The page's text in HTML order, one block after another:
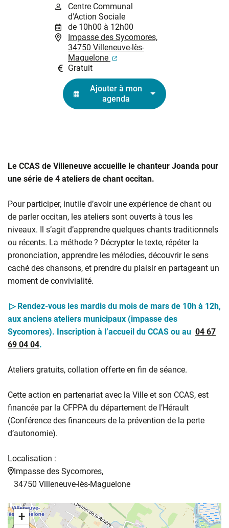
Centre Communal
d'Action Sociale
de 10h00 à 12h00
Impasse des Sycomores,
34750 Villeneuve-lès-
Maguelone
(ouverture dans un nouvel
Gratuit
Ajouter à mon
agenda
Le CCAS de Villeneuve accueille le chanteur Joanda pour
une série de 4 ateliers de chant occitan.
Pour participer, inutile d’avoir une expérience de chant ou
de parler occitan, les ateliers sont ouverts à tous les
niveaux. Il s’agit d’apprendre quelques chants traditionnels
ou récents. La méthode ? Décrypter le texte, répéter la
prononciation, apprendre les mélodies, découvrir le sens
caché des chansons, et prendre du plaisir en partageant un
moment de convivialité.
▷ Rendez-vous les mardis du mois de mars de 10h à 12h,
aux anciens ateliers municipaux (impasse des
Sycomores). Inscription à l’accueil du CCAS ou au 04 67
69 04 04.
Ateliers gratuits, collation offerte en fin de séance.
Cette action en partenariat avec la Ville et son CCAS, est
financée par la CFPPA du département de l’Hérault
(Conférence des financeurs de la prévention de la perte
d’autonomie).
Localisation :
Impasse des Sycomores,
34750 Villeneuve-lès-Maguelone
+